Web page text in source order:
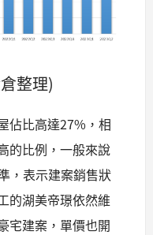
整理)
佔比高達27%，相
的比例，一般來說
，表示建案銷售狀
的湖美帝璟依然維
宅建案，單價也開